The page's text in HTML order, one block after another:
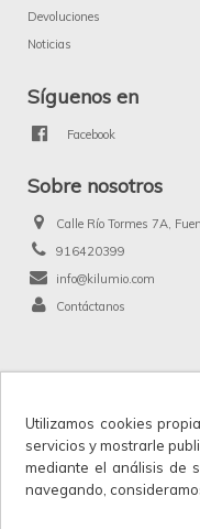
Devoluciones
Noticias
Síguenos en
Facebook
Sobre nosotros
Calle Río Tormes 7A,
916420399
info@kilumio.com
Contáctanos
Kilumio.com. Todos los derechos
Kilumio, distribuidor y proveedor
y anunciados en TV. IVA no
Horario de atención al cliente:
Utilizamos cookies
servicios y mostrarle
mediante el análisis de
navegando,